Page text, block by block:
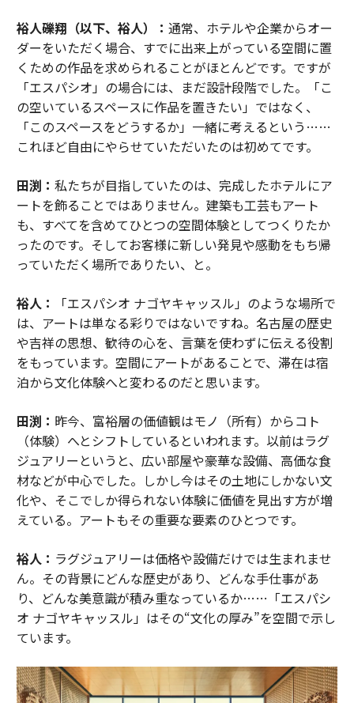
裕人礫翔（以下、裕人）： 通常、ホテルや企業からオー
ダーをいただく場合、すでに出来上がっている空間に置
くための作品を求められることがほとんどです。ですが
「エスパシオ」の場合には、まだ設計段階でした。「こ
の空いているスペースに作品を置きたい」ではなく、
「このスペースをどうするか」一緒に考えるという……
これほど自由にやらせていただいたのは初めてです。
田渕： 私たちが目指していたのは、完成したホテルにア
ートを飾ることではありません。建築も工芸もアート
も、すべてを含めてひとつの空間体験としてつくりたか
ったのです。そしてお客様に新しい発見や感動をもち帰
っていただく場所でありたい、と。
裕人：
「エスパシオ ナゴヤキャッスル」のような場所で
は、アートは単なる彩りではないですね。名古屋の歴史
や吉祥の思想、歓待の心を、言葉を使わずに伝える役割
をもっています。空間にアートがあることで、滞在は宿
泊から文化体験へと変わるのだと思います。
田渕： 昨今、富裕層の価値観はモノ（所有）からコト
（体験）へとシフトしているといわれます。以前はラグ
ジュアリーというと、広い部屋や豪華な設備、高価な食
材などが中心でした。しかし今はその土地にしかない文
化や、そこでしか得られない体験に価値を見出す方が増
えている。アートもその重要な要素のひとつです。
裕人： ラグジュアリーは価格や設備だけでは生まれませ
ん。その背景にどんな歴史があり、どんな手仕事があ
り、どんな美意識が積み重なっているか……「エスパシ
オ ナゴヤキャッスル」はその“文化の厚み”を空間で示し
ています。